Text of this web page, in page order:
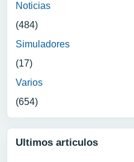
Noticias
(484)
Simuladores
(17)
Varios
(654)
Ultimos articulos